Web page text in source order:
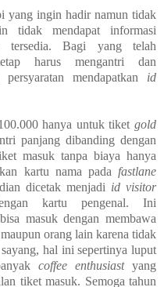
yang ingin hadir namun tidak
tidak mendapat informasi
tersedia. Bagi yang telah
harus mengantri dan
mendapatkan id
hanya untuk tiket gold
panjang dibanding dengan
masuk tanpa biaya hanya
kartu nama pada fastlane
dicetak menjadi id visitor
kartu pengenal. Ini
masuk dengan membawa
orang lain karena tidak
hal ini sepertinya luput
coffee enthusiastyang
tiket masuk. Semoga tahun